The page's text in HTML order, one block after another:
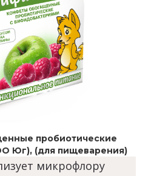
пробиотические
Юг), (для пищеварения)
микрофлору